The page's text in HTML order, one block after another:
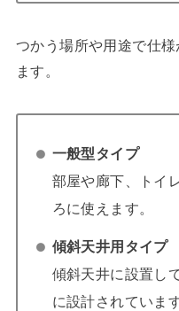
つかう場所や用途で仕
ます。
一般型タイプ
部屋や廊下、トイ
ろに使えます。
傾斜天井用タイプ
傾斜天井に設置し
に設計されています